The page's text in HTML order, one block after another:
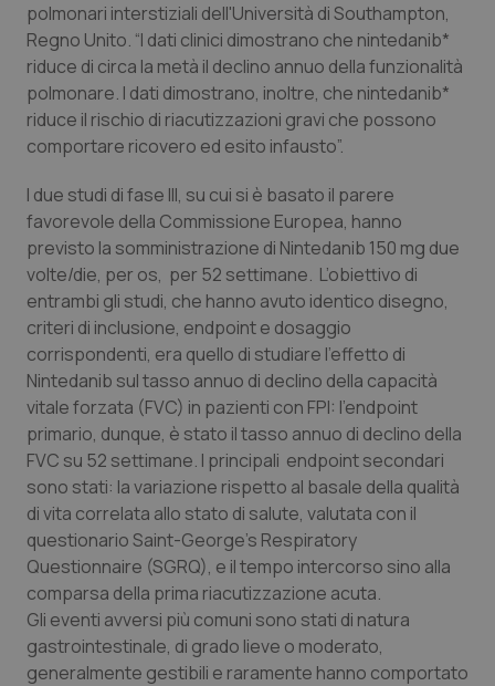
Provincia Autonoma di Trento
Puglia
Sardegna
Sicilia
Toscana
Umbria
Valle D’Aosta
Veneto
Ipertensione & Scompenso
Malattie rare
Malattia di Crohn & Rettocolite Ulcerosa
Neuroscienze & patologie neurodegenerative
Obesità
Oftalmologia
Oncodermatologia
Oncoematologia
Oncologia & Nutrizione
Psoriasi & pelle
Quotidiano Cardiologia
Quotidiano Chirurgia
polmonari interstiziali dell'Università di Southampton,
Regno Unito. “I dati clinici dimostrano che nintedanib*
riduce di circa la metà il declino annuo della funzionalità
polmonare. I dati dimostrano, inoltre, che nintedanib*
riduce il rischio di riacutizzazioni gravi che possono
comportare ricovero ed esito infausto”.
I due studi di fase III, su cui si è basato il parere
favorevole della Commissione Europea, hanno
previsto la somministrazione di Nintedanib 150 mg due
volte/die, per os, per 52 settimane. L’obiettivo di
entrambi gli studi, che hanno avuto identico disegno,
criteri di inclusione, endpoint e dosaggio
corrispondenti, era quello di studiare l’effetto di
Nintedanib sul tasso annuo di declino della capacità
vitale forzata (FVC) in pazienti con FPI: l’endpoint
primario, dunque, è stato il tasso annuo di declino della
FVC su 52 settimane. I principali endpoint secondari
sono stati: la variazione rispetto al basale della qualità
di vita correlata allo stato di salute, valutata con il
questionario Saint-George’s Respiratory
Questionnaire (SGRQ), e il tempo intercorso sino alla
comparsa della prima riacutizzazione acuta.
Gli eventi avversi più comuni sono stati di natura
gastrointestinale, di grado lieve o moderato,
generalmente gestibili e raramente hanno comportato